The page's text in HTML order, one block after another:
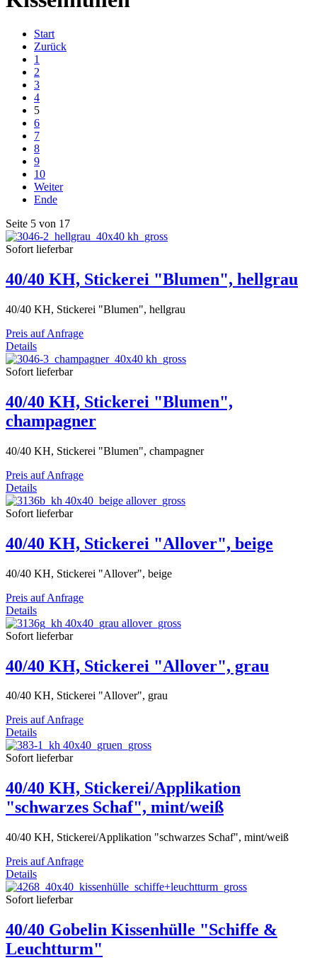
Start
Zurück
1
2
3
4
5
6
7
8
9
10
Weiter
Ende
Seite 5 von 17
Sofort lieferbar
40/40 KH, Stickerei "Blumen", hellgrau
40/40 KH, Stickerei "Blumen", hellgrau
Preis auf Anfrage
Details
Sofort lieferbar
40/40 KH, Stickerei "Blumen",
champagner
40/40 KH, Stickerei "Blumen", champagner
Preis auf Anfrage
Details
Sofort lieferbar
40/40 KH, Stickerei "Allover", beige
40/40 KH, Stickerei "Allover", beige
Preis auf Anfrage
Details
Sofort lieferbar
40/40 KH, Stickerei "Allover", grau
40/40 KH, Stickerei "Allover", grau
Preis auf Anfrage
Details
Sofort lieferbar
40/40 KH, Stickerei/Applikation
"schwarzes Schaf", mint/weiß
40/40 KH, Stickerei/Applikation "schwarzes Schaf", mint/weiß
Preis auf Anfrage
Details
Sofort lieferbar
40/40 Gobelin Kissenhülle "Schiffe &
Leuchtturm"